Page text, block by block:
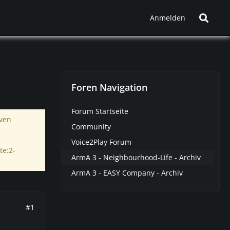
Anmelden
#1
Foren Navigation
Forum Startseite
Community
Voice2Play Forum
ArmA 3 - Neighbourhood-Life - Archiv
ArmA 3 - EASY Company - Archiv